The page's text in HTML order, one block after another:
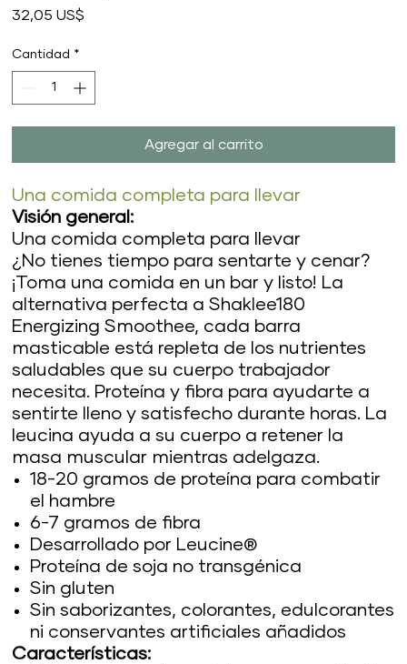
32,05 US$
Cantidad *
Agregar al carrito
Una comida completa para llevar
Visión general:
Una comida completa para llevar
¿No tienes tiempo para sentarte y cenar?
¡Toma una comida en un bar y listo! La
alternativa perfecta a Shaklee180
Energizing Smoothee, cada barra
masticable está repleta de los nutrientes
saludables que su cuerpo trabajador
necesita. Proteína y fibra para ayudarte a
sentirte lleno y satisfecho durante horas. La
leucina ayuda a su cuerpo a retener la
masa muscular mientras adelgaza.
18-20 gramos de proteína para combatir
el hambre
6-7 gramos de fibra
Desarrollado por Leucine®
Proteína de soja no transgénica
Sin gluten
Sin saborizantes, colorantes, edulcorantes
ni conservantes artificiales añadidos
Características: